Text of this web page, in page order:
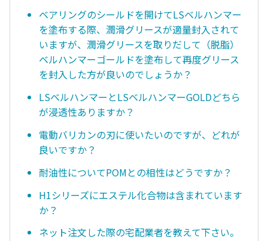
ベアリングのシールドを開けてLSベルハンマー
を塗布する際、潤滑グリースが適量封入されて
いますが、潤滑グリースを取りだして（脱脂）
ベルハンマーゴールドを塗布して再度グリース
を封入した方が良いのでしょうか？
LSベルハンマーとLSベルハンマーGOLDどちら
が浸透性ありますか？
電動バリカンの刃に使いたいのですが、どれが
良いですか？
耐油性についてPOMとの相性はどうですか？
H1シリーズにエステル化合物は含まれています
か？
ネット注文した際の宅配業者を教えて下さい。